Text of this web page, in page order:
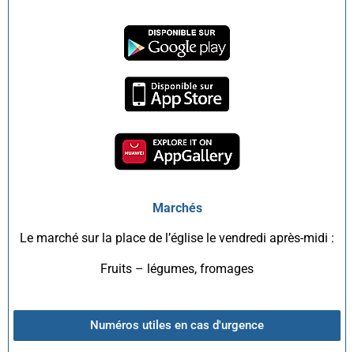
Marchés
Le marché sur la place de l’église le vendredi après-midi :
Fruits – légumes, fromages
Numéros utiles en cas d'urgence